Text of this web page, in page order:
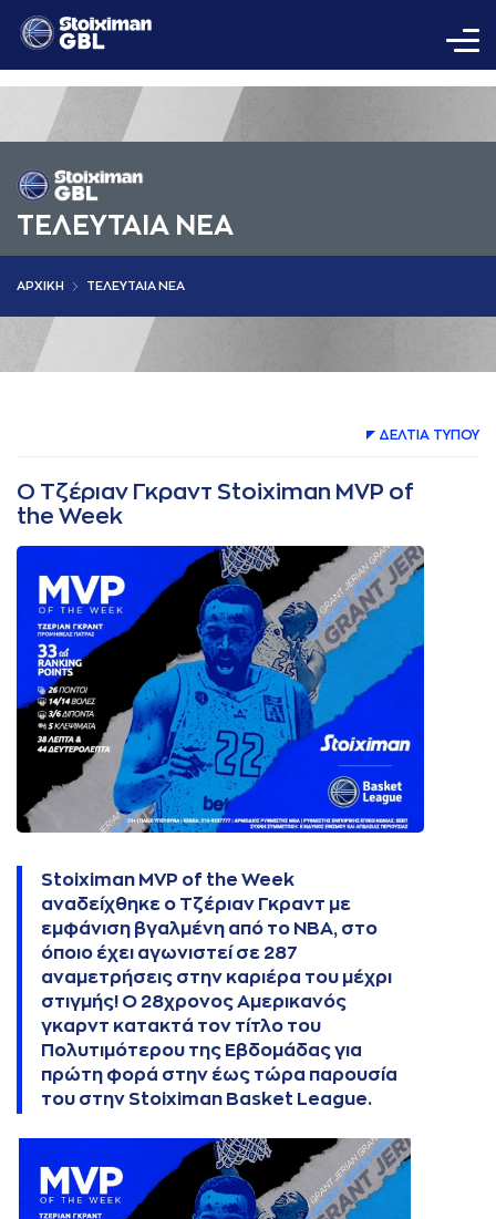
ΤΕΛΕΥΤΑΙΑ ΝΕΑ
AΡΧΙΚΗ ΤΕΛΕΥΤΑΙΑ ΝΕΑ
ΔΕΛΤΙA ΤΥΠΟΥ
Ο Τζέριαν Γκραντ Stoiximan MVP of
the Week
Stoiximan MVP of the Week
αναδείχθηκε ο Τζέριαν Γκραντ με
εμφάνιση βγαλμένη από το NBA, στο
όποιο έχει αγωνιστεί σε 287
αναμετρήσεις στην καριέρα του μέχρι
στιγμής! Ο 28χρονος Αμερικανός
γκαρντ κατακτά τον τίτλο του
Πολυτιμότερου της Εβδομάδαςγια
πρώτη φορά στην έως τώρα παρουσία
του στην Stoiximan Basket League.